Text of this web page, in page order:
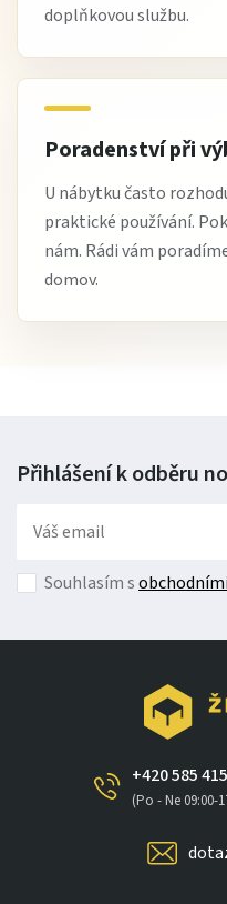
doplňkovou službu.
Poradenství při
U nábytku často
praktické používání.
nám. Rádi vám
domov.
Přihlášení k odběru
Souhlasím s
+420 585
(Po - Ne 09:00-